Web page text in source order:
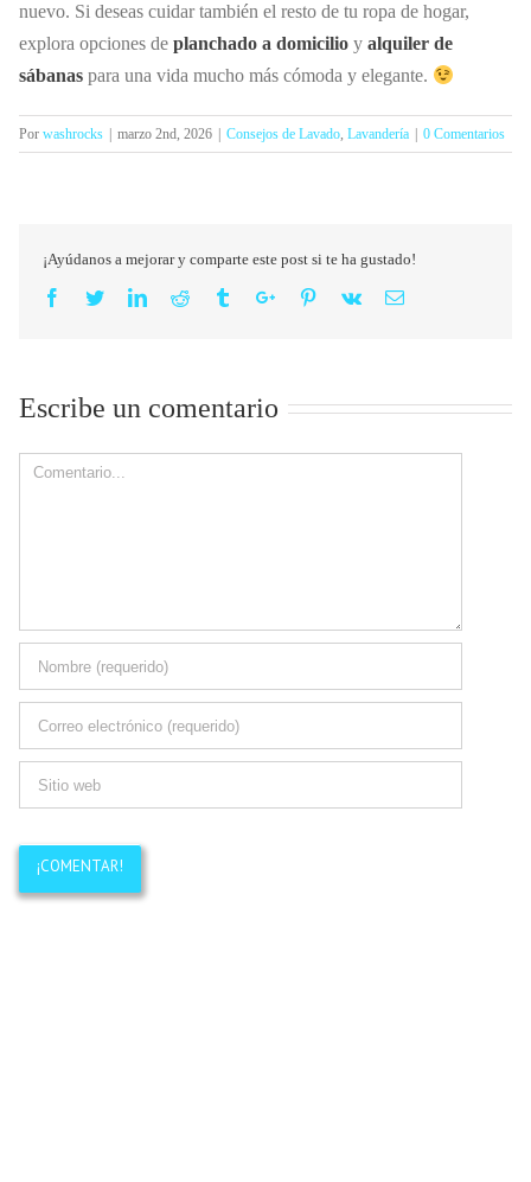
nuevo. Si deseas cuidar también el resto de tu ropa de hogar,
explora opciones de planchado a domicilio y alquiler de
sábanas para una vida mucho más cómoda y elegante.
Por washrocks marzo 2nd, 2026 Consejos de Lavado, Lavandería 0 Comentarios
¡Ayúdanos a mejorar y comparte este post si te ha gustado!
Facebook
TwitterLinkedinReddit TumblrGoogle+Pinterest
Vk Email
Escribe un comentario
Comment